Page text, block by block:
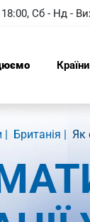
Сб - Нд -
Країни
Британія Як